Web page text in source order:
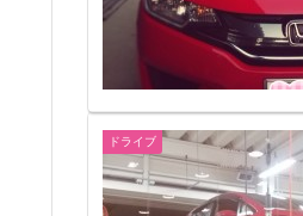
ドライブ